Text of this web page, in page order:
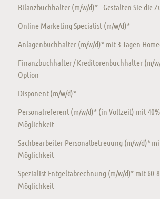
Bilanzbuchhalter (m/w/d)* - Gestalten Sie die
Online Marketing Specialist (m/w/d)*
Anlagenbuchhalter (m/w/d)* mit 3 Tagen
Finanzbuchhalter / Kreditorenbuchhalter (m/
Option
Disponent (m/w/d)*
Personalreferent (m/w/d)* (in Vollzeit) mit
Möglichkeit
Sachbearbeiter Personalbetreuung (m/w/d)*
Möglichkeit
Spezialist Entgeltabrechnung (m/w/d)* mit 60-
Möglichkeit